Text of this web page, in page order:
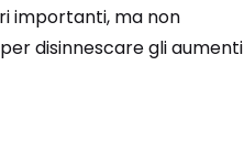
importanti, ma non
disinnescare gli aumenti